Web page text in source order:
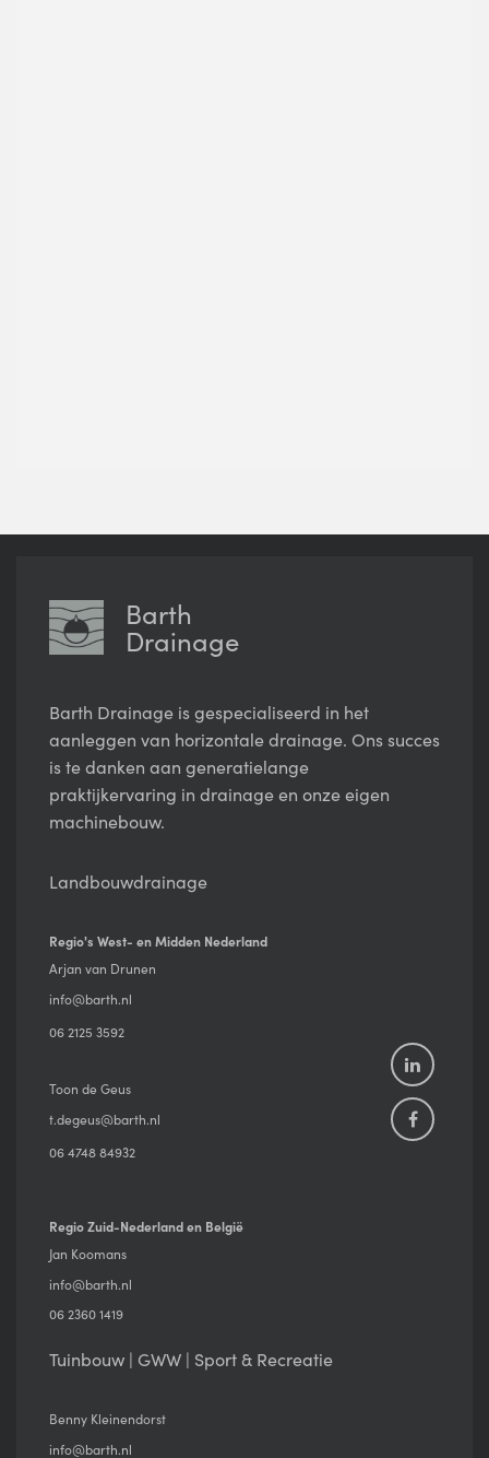
Barth
Drainage
Barth Drainage is gespecialiseerd in het
aanleggen van horizontale drainage. Ons succes
is te danken aan generatielange
praktijkervaring in drainage en onze eigen
machinebouw.
Landbouwdrainage
Regio's West- en Midden Nederland
Arjan van Drunen
info@barth.nl
06 2125 3592
Toon de Geus
t.degeus@barth.nl
06 4748 84932
Regio Zuid-Nederland en België
Jan Koomans
info@barth.nl
06 2360 1419
Tuinbouw | GWW | Sport & Recreatie
Benny Kleinendorst
info@barth.nl